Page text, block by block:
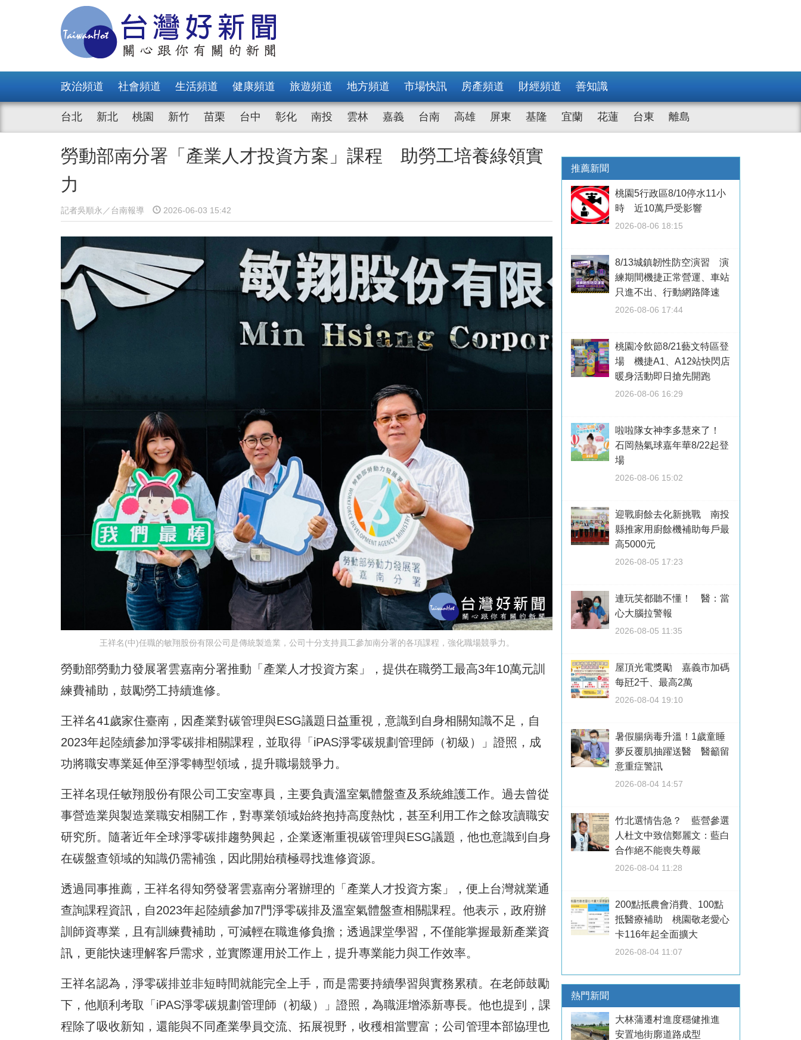
政治頻道 社會頻道 生活頻道 健康頻道 旅遊頻道 地方頻道 市場快訊 房產頻道 財經頻道 善知識
台北 新北 桃園 新竹 苗栗 台中 彰化 南投 雲林 嘉義 台南 高雄 屏東 基隆 宜蘭 花蓮 台東 離島
勞動部南分署「產業人才投資方案」課程 助勞工培養綠領實
力
記者吳順永／台南報導 2026-06-03 15:42
王祥名(中)任職的敏翔股份有限公司是傳統製造業，公司十分支持員工參加南分署的各項課程，強化職場競爭力。
勞動部勞動力發展署雲嘉南分署推動「產業人才投資方案」，提供在職勞工最高3年10萬元訓
練費補助，鼓勵勞工持續進修。
王祥名41歲家住臺南，因產業對碳管理與ESG議題日益重視，意識到自身相關知識不足，自
2023年起陸續參加淨零碳排相關課程，並取得「iPAS淨零碳規劃管理師（初級）」證照，成
功將職安專業延伸至淨零轉型領域，提升職場競爭力。
王祥名現任敏翔股份有限公司工安室專員，主要負責溫室氣體盤查及系統維護工作。過去曾從
事營造業與製造業職安相關工作，對專業領域始終抱持高度熱忱，甚至利用工作之餘攻讀職安
研究所。隨著近年全球淨零碳排趨勢興起，企業逐漸重視碳管理與ESG議題，他也意識到自身
在碳盤查領域的知識仍需補強，因此開始積極尋找進修資源。
透過同事推薦，王祥名得知勞發署雲嘉南分署辦理的「產業人才投資方案」，便上台灣就業通
查詢課程資訊，自2023年起陸續參加7門淨零碳排及溫室氣體盤查相關課程。他表示，政府辦
訓師資專業，且有訓練費補助，可減輕在職進修負擔；透過課堂學習，不僅能掌握最新產業資
訊，更能快速理解客戶需求，並實際運用於工作上，提升專業能力與工作效率。
王祥名認為，淨零碳排並非短時間就能完全上手，而是需要持續學習與實務累積。在老師鼓勵
下，他順利考取「iPAS淨零碳規劃管理師（初級）」證照，為職涯增添新專長。他也提到，課
程除了吸收新知，還能與不同產業學員交流、拓展視野，收穫相當豐富；公司管理本部協理也
推薦新聞
桃園5行政區8/10停水11小
時 近10萬戶受影響
2026-08-06 18:15
8/13城鎮韌性防空演習 演
練期間機捷正常營運、車站
只進不出、行動網路降速
2026-08-06 17:44
桃園冷飲節8/21藝文特區登
場 機捷A1、A12站快閃店
暖身活動即日搶先開跑
2026-08-06 16:29
啦啦隊女神李多慧來了！
石岡熱氣球嘉年華8/22起登
場
2026-08-06 15:02
迎戰廚餘去化新挑戰 南投
縣推家用廚餘機補助每戶最
高5000元
2026-08-05 17:23
連玩笑都聽不懂！ 醫：當
心大腦拉警報
2026-08-05 11:35
屋頂光電獎勵 嘉義市加碼
每瓩2千、最高2萬
2026-08-04 19:10
暑假腸病毒升溫！1歲童睡
夢反覆肌抽躍送醫 醫籲留
意重症警訊
2026-08-04 14:57
竹北選情告急？ 藍營參選
人杜文中致信鄭麗文：藍白
合作絕不能喪失尊嚴
2026-08-04 11:28
200點抵農會消費、100點
抵醫療補助 桃園敬老愛心
卡116年起全面擴大
2026-08-04 11:07
熱門新聞
大林蒲遷村進度穩健推進
安置地街廓道路成型